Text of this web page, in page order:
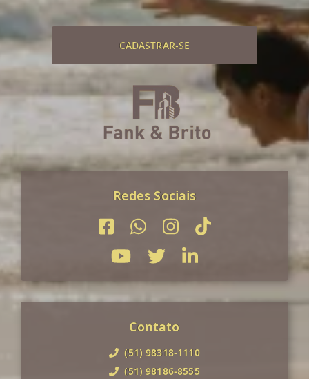
CADASTRAR-SE
Redes Sociais
Contato
(51) 98318-1110
(51) 98186-8555